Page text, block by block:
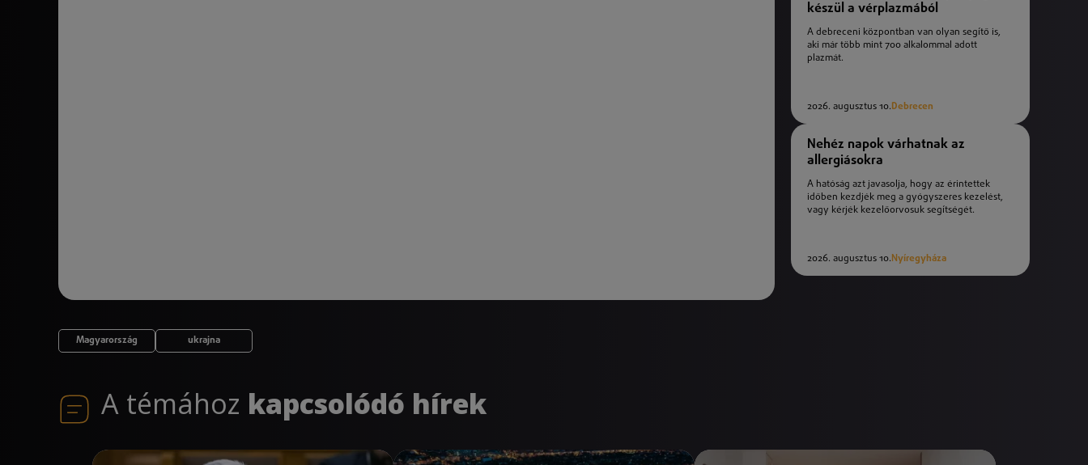
készül a vérplazmából
A debreceni központban van olyan segítő is,
aki már több mint 700 alkalommal adott
plazmát.
2026. augusztus 10.Debrecen
Nehéz napok várhatnak az
allergiásokra
A hatóság azt javasolja, hogy az érintettek
időben kezdjék meg a gyógyszeres kezelést,
vagy kérjék kezelőorvosuk segítségét.
2026. augusztus 10. Nyíregyháza
Magyarország ukrajna
A témához kapcsolódó hírek